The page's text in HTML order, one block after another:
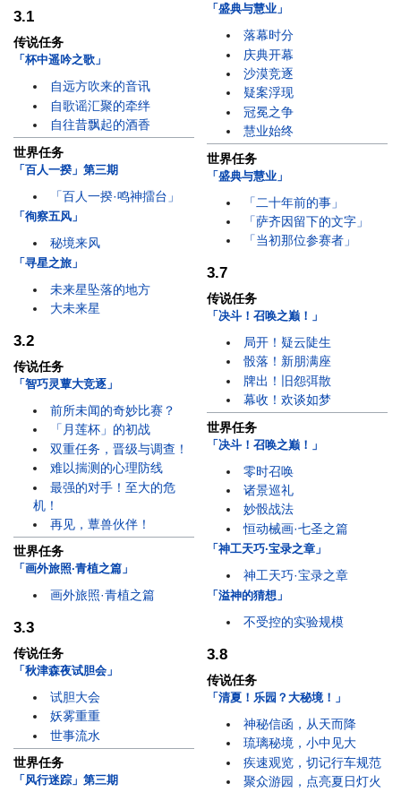
3.1
传说任务
「杯中遥吟之歌」
自远方吹来的音讯
自歌谣汇聚的牵绊
自往昔飘起的酒香
世界任务
「百人一揆」第三期
「百人一揆·鸣神擂台」
「徇察五风」
秘境来风
「寻星之旅」
未来星坠落的地方
大未来星
3.2
传说任务
「智巧灵蕈大竞逐」
前所未闻的奇妙比赛？
「月莲杯」的初战
双重任务，晋级与调查！
难以揣测的心理防线
最强的对手！至大的危
机！
再见，蕈兽伙伴！
世界任务
「画外旅照·青植之篇」
画外旅照·青植之篇
3.3
传说任务
「秋津森夜试胆会」
试胆大会
妖雾重重
世事流水
世界任务
「风行迷踪」第三期
「盛典与慧业」
落幕时分
庆典开幕
沙漠竞逐
疑案浮现
冠冕之争
慧业始终
世界任务
「盛典与慧业」
「二十年前的事」
「萨齐因留下的文字」
「当初那位参赛者」
3.7
传说任务
「决斗！召唤之巅！」
局开！疑云陡生
骰落！新朋满座
牌出！旧怨弭散
幕收！欢谈如梦
世界任务
「决斗！召唤之巅！」
零时召唤
诸景巡礼
妙骰战法
恒动械画·七圣之篇
「神工天巧·宝录之章」
神工天巧·宝录之章
「溢神的猜想」
不受控的实验规模
3.8
传说任务
「清夏！乐园？大秘境！」
神秘信函，从天而降
琉璃秘境，小中见大
疾速观览，切记行车规范
聚众游园，点亮夏日灯火